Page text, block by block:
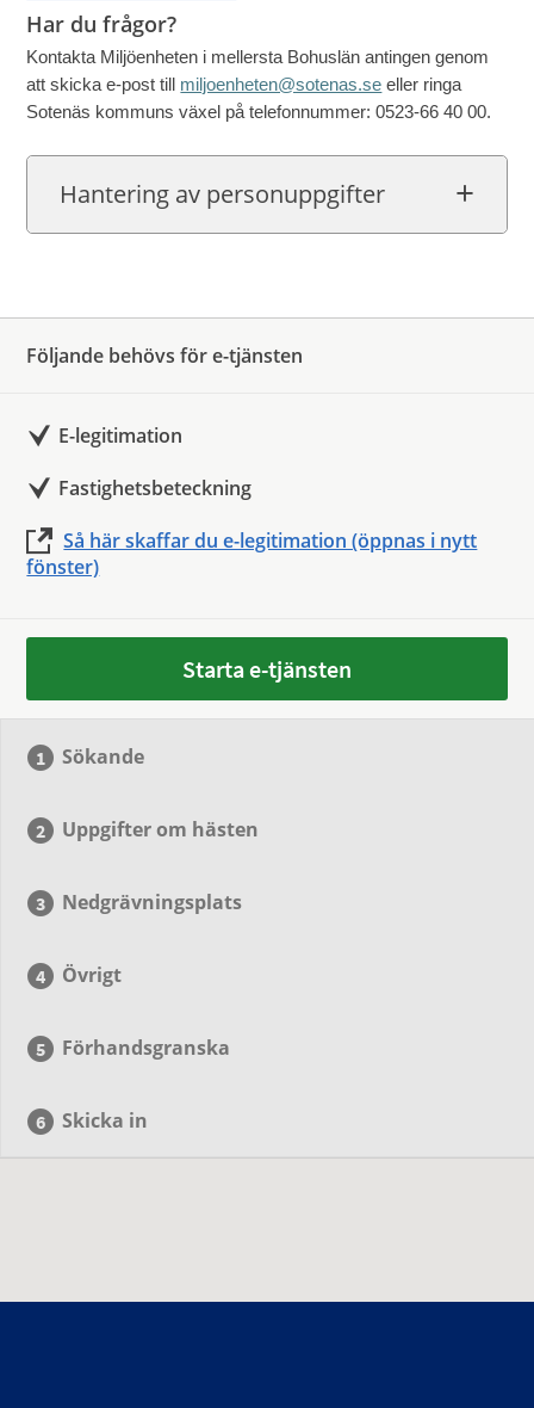
Har du frågor?
Kontakta Miljöenheten i mellersta Bohuslän antingen genom
att skicka e-post till miljoenheten@sotenas.se eller ringa
Sotenäs kommuns växel på telefonnummer: 0523-66 40 00.
Hantering av personuppgifter
Följande behövs för e-tjänsten
E-legitimation
Fastighetsbeteckning
Så här skaffar du e-legitimation (öppnas i nytt
fönster)
Starta e-tjänsten
Sökande
Uppgifter om hästen
Nedgrävningsplats
Övrigt
Förhandsgranska
Skicka in